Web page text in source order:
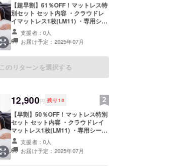
【超早割】61％OFF！マットレス特
別セット セット内容 ・クラウドレ
イマットレス1枚(LM11) ・専用シー
ツ1枚(LM21) ・カバーリングマイ
ヤー毛布1枚(LM31) 通常販売価格：
25,800円（セット） ※いずれもシン
支援者：0人
お届け予定：2025年07月
このリターンを選択する
12,900円 残り 10
【早割】50％OFF！マットレス特別
セット セット内容 ・クラウドレイ
マットレス1枚(LM11) ・専用シーツ
1枚(LM21) ・カバーリングマイヤー
毛布1枚(LM31) 通常販売価格：
25,800円（セット） ※いずれもシン
支援者：0人
お届け予定：2025年07月